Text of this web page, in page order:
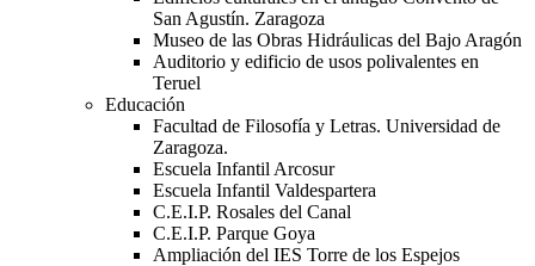
San Agustín. Zaragoza
Museo de las Obras Hidráulicas del Bajo Aragón
Auditorio y edificio de usos polivalentes en
Teruel
Educación
Facultad de Filosofía y Letras. Universidad de
Zaragoza.
Escuela Infantil Arcosur
Escuela Infantil Valdespartera
C.E.I.P. Rosales del Canal
C.E.I.P. Parque Goya
Ampliación del IES Torre de los Espejos